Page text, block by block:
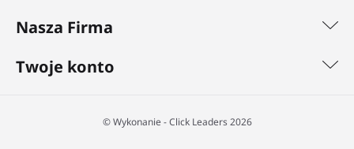
Nasza Firma
Twoje konto
©️ Wykonanie - Click Leaders 2026